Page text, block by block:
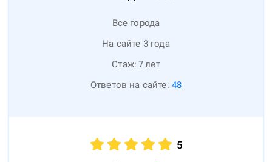
Все города
На сайте 3 года
Стаж: 7лет
Ответов на сайте: 48
5